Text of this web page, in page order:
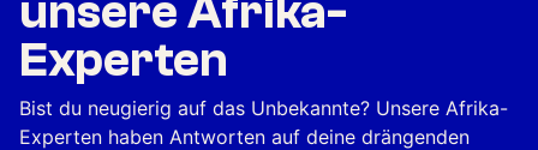
unsere Afrika-
Experten
Bist du neugierig auf das Unbekannte? Unsere Afrika-
Experten haben Antworten auf deine drängenden